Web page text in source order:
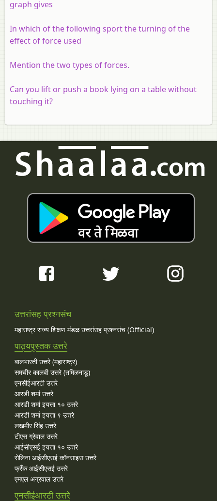
graph gives
In which of the following sport the turning of the
effect of force used
Mention the two types of forces.
Can you lift or push a book lying on a table without
touching it?
उत्तरांसह प्रश्नसंच
महाराष्ट्र राज्य शिक्षण मंडळ उत्तरांसह प्रश्नसंच (Official)
पाठ्यपुस्तक उत्तरे
बालभारती उत्तरे (महाराष्ट्र)
समचीर कालवी उत्तरे (तमिळनाडू)
एनसीईआरटी उत्तरे
आरडी शर्मा उत्तरे
आरडी शर्मा इयत्ता १० उत्तरे
आरडी शर्मा इयत्ता ९ उत्तरे
लखमीर सिंह उत्तरे
टीएस ग्रेवाल उत्तरे
आईसीएसई इयत्ता १० उत्तरे
सेलिना आईसीएसई कॉनसाइस उत्तरे
फ्रँक आईसीएसई उत्तरे
एमएल अग्रवाल उत्तरे
एनसीईआरटी उत्तरे